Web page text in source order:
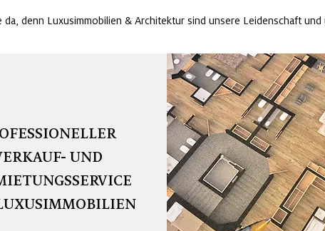
da, denn Luxusimmobilien & Architektur sind unsere Leidenschaft und
UND